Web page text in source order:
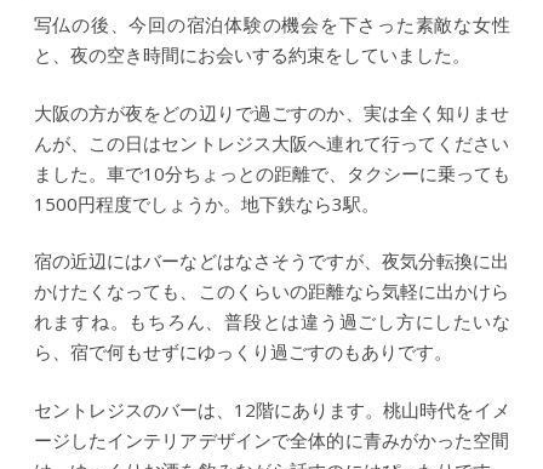
写仏の後、今回の宿泊体験の機会を下さった素敵な女性
と、夜の空き時間にお会いする約束をしていました。
大阪の方が夜をどの辺りで過ごすのか、実は全く知りませ
んが、この日はセントレジス大阪へ連れて行ってください
ました。車で10分ちょっとの距離で、タクシーに乗っても
1500円程度でしょうか。地下鉄なら3駅。
宿の近辺にはバーなどはなさそうですが、夜気分転換に出
かけたくなっても、このくらいの距離なら気軽に出かけら
れますね。もちろん、普段とは違う過ごし方にしたいな
ら、宿で何もせずにゆっくり過ごすのもありです。
セントレジスのバーは、12階にあります。桃山時代をイメ
ージしたインテリアデザインで全体的に青みがかった空間